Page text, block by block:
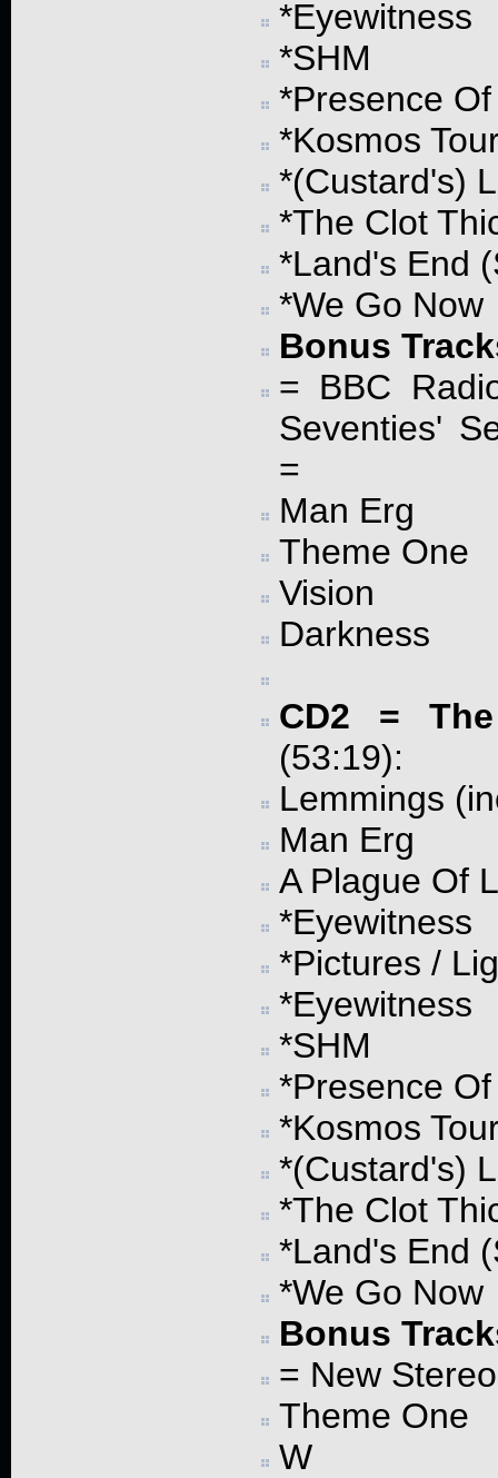
*Eyewitness
*SHM
*Presence
*Kosmos
*(Custard's)
*The Clot
*Land's End
*We Go Now
Bonus
= BBC
Seventies'
=
Man Erg
Theme One
Vision
Darkness
CD2 =
(53:19):
Lemmings
Man Erg
A Plague Of
*Eyewitness
*Pictures /
*Eyewitness
*SHM
*Presence
*Kosmos
*(Custard's)
*The Clot
*Land's End
*We Go Now
Bonus
= New
Theme One
W